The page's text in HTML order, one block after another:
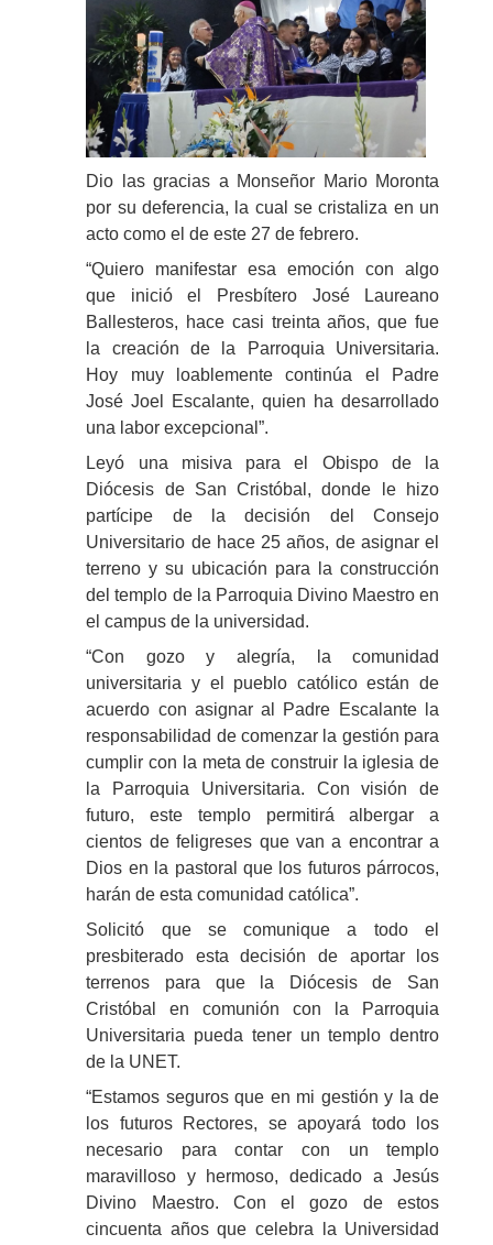
Dio las gracias a Monseñor Mario Moronta
por su deferencia, la cual se cristaliza en un
acto como el de este 27 de febrero.
“Quiero manifestar esa emoción con algo
que inició el Presbítero José Laureano
Ballesteros, hace casi treinta años, que fue
la creación de la Parroquia Universitaria.
Hoy muy loablemente continúa el Padre
José Joel Escalante, quien ha desarrollado
una labor excepcional”.
Leyó una misiva para el Obispo de la
Diócesis de San Cristóbal, donde le hizo
partícipe de la decisión del Consejo
Universitario de hace 25 años, de asignar el
terreno y su ubicación para la construcción
del templo de la Parroquia Divino Maestro en
el campus de la universidad.
“Con gozo y alegría, la comunidad
universitaria y el pueblo católico están de
acuerdo con asignar al Padre Escalante la
responsabilidad de comenzar la gestión para
cumplir con la meta de construir la iglesia de
la Parroquia Universitaria. Con visión de
futuro, este templo permitirá albergar a
cientos de feligreses que van a encontrar a
Dios en la pastoral que los futuros párrocos,
harán de esta comunidad católica”.
Solicitó que se comunique a todo el
presbiterado esta decisión de aportar los
terrenos para que la Diócesis de San
Cristóbal en comunión con la Parroquia
Universitaria pueda tener un templo dentro
de la UNET.
“Estamos seguros que en mi gestión y la de
los futuros Rectores, se apoyará todo los
necesario para contar con un templo
maravilloso y hermoso, dedicado a Jesús
Divino Maestro. Con el gozo de estos
cincuenta años que celebra la Universidad